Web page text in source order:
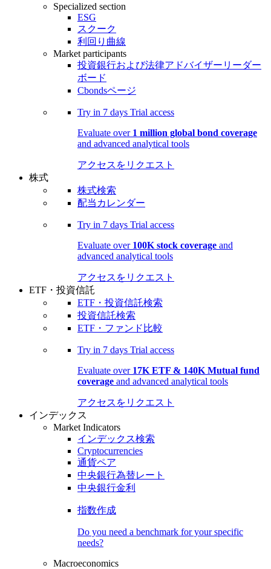
Specialized section
ESG
スクーク
利回り曲線
Market participants
投資銀行および法律アドバイザーリーダー
ボード
Cbondsページ
Try in 7 days Trial access
Evaluate over 1 million global bond coverage
and advanced analytical tools
アクセスをリクエスト
株式
株式検索
配当カレンダー
Try in 7 days Trial access
Evaluate over 100K stock coverage and
advanced analytical tools
アクセスをリクエスト
ETF・投資信託
ETF・投資信託検索
投資信託検索
ETF・ファンド比較
Try in 7 days Trial access
Evaluate over 17K ETF & 140K Mutual fund
coverage and advanced analytical tools
アクセスをリクエスト
インデックス
Market Indicators
インデックス検索
Cryptocurrencies
通貨ペア
中央銀行為替レート
中央銀行金利
指数作成
Do you need a benchmark for your specific
needs?
Macroeconomics